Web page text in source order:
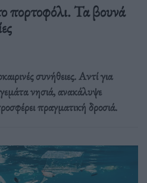
πορτοφόλι. Τα βουνά
συνήθειες. Αντί για
νησιά, ανακάλυψε
πραγματική δροσιά.